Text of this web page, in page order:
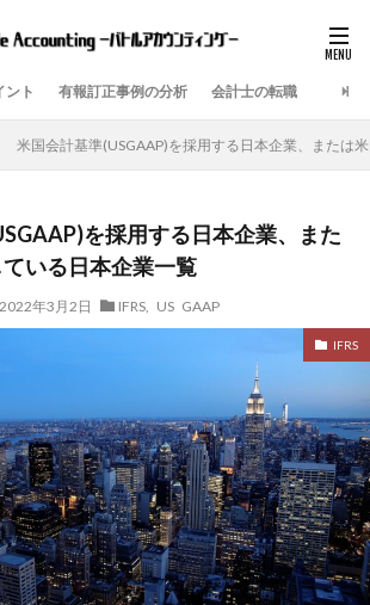
ント 有報訂正事例の分析 会計士の転職
米国会計基準(USGAAP)を採用する日本企業、または
を採用する日本企業、また
いる日本企業一覧
2022年3月2日 IFRS, US GAAP
IFRS